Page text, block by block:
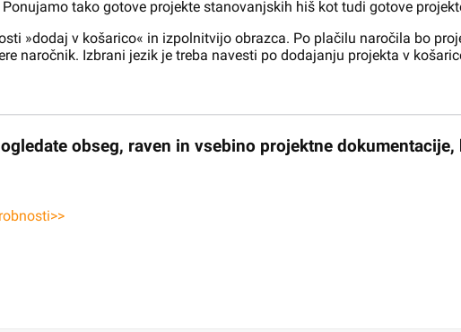
tako gotove projekte stanovanjskih hiš kot tudi gotove
»dodaj v košarico« in izpolnitvijo obrazca. Po plačilu naročila bo
naročnik. Izbrani jezik je treba navesti po dodajanju projekta v
obseg, raven in vsebino projektne